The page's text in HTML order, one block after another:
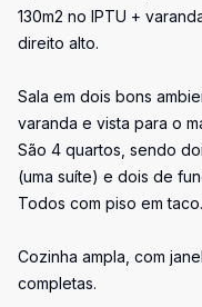
130m2 no IPTU +
direito alto.
Sala em dois bons
varanda e vista para o
São 4 quartos, sendo
(uma suíte) e dois de
Todos com piso em taco.
Cozinha ampla, com
completas.